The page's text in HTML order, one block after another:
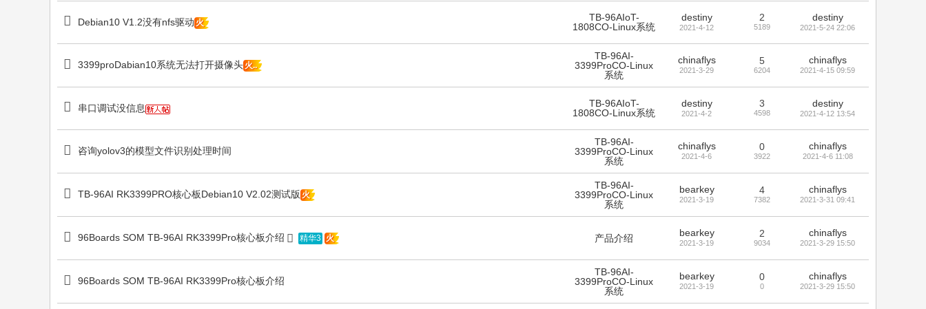
Debian10 V1.2没有nfs驱动 火
TB-96AIoT-
1808CO-Linux系统
destiny
2021-4-12
2
5189
destiny
2021-5-24 22:06
3399proDabian10系统无法打开摄像头 火..
TB-96AI-
3399ProCO-Linux
系统
chinaflys
2021-3-29
5
6204
chinaflys
2021-4-15 09:59
串口调试没信息
TB-96AIoT-
1808CO-Linux系统
destiny
2021-4-2
3
4598
destiny
2021-4-12 13:54
咨询yolov3的模型文件识别处理时间
TB-96AI-
3399ProCO-Linux
系统
chinaflys
2021-4-6
0
3922
chinaflys
2021-4-6 11:08
TB-96AI RK3399PRO核心板Debian10 V2.02测试版 火
TB-96AI-
3399ProCO-Linux
系统
bearkey
2021-3-19
4
7382
chinaflys
2021-3-31 09:41
96Boards SOM TB-96AI RK3399Pro核心板介绍 精华3 火 产品介绍 bearkey
2021-3-19
2
9034
chinaflys
2021-3-29 15:50
96Boards SOM TB-96AI RK3399Pro核心板介绍
TB-96AI-
3399ProCO-Linux
系统
bearkey
2021-3-19
0
0
chinaflys
2021-3-29 15:50